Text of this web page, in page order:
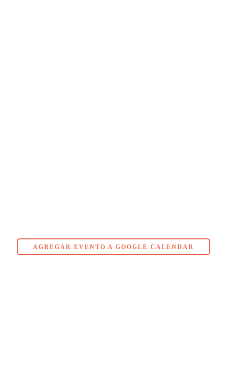
AGREGAR EVENTO A GOOGLE CALENDAR